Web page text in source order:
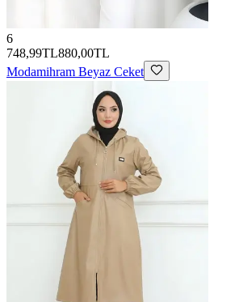
6
748,99TL880,00TL
Modamihram Beyaz Ceket